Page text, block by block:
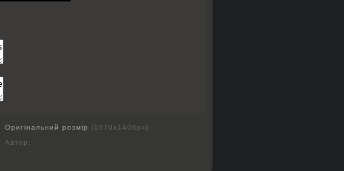
Оригінальний розмір
(1070x1406px)
Автор: